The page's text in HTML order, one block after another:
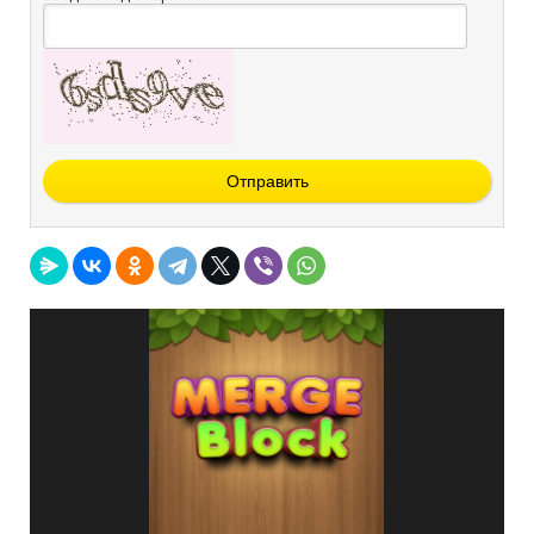
Отправить